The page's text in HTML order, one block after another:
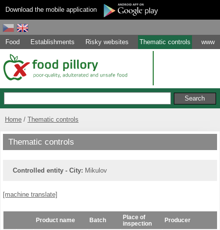
Download the mobile application
Food Establishments Risky websites Thematic controls www
Home Thematic controls
Thematic controls
Controlled entity - City: Mikulov
[machine translate]
Product name Batch
Place of
inspection
Producer